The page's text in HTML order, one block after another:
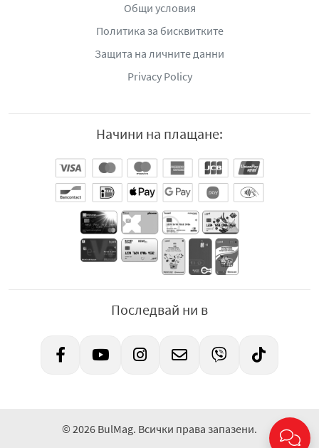
Общи условия
Политика за бисквитките
Защита на личните данни
Privacy Policy
Начини на плащане:
Последвай ни в
© 2026 BulMag. Всички права запазени.